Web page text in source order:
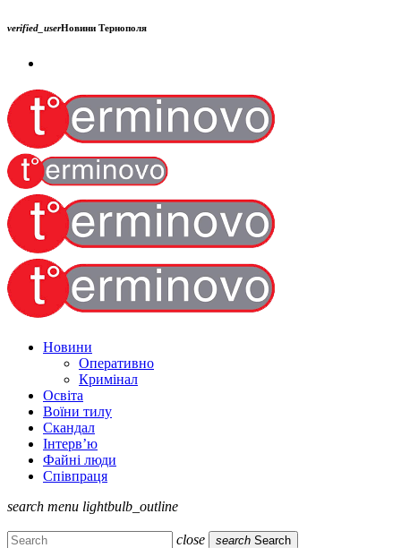
verified_userНовини Тернополя
Новини
Оперативно
Кримінал
Освіта
Воїни тилу
Скандал
Інтерв’ю
Файні люди
Співпраця
search menu lightbulb_outline
close search Search